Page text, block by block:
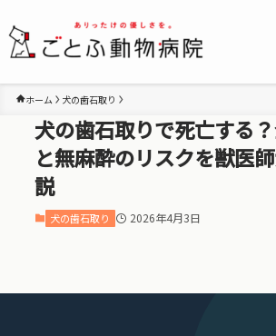
ホーム 犬の歯石取り
犬の歯石取りで死亡する
と無麻酔のリスクを獣医
説
犬の歯石取り 2026年4月3日